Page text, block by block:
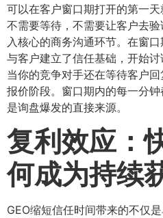
可以在客户窗口期打开的第一
不需要等待，不需要让客户去
入核心的商务沟通环节。在窗
与客户建立了信任基础，开始
当你的竞争对手还在等待客户
报价阶段。窗口期内的每一分
是询盘爆发的直接来源。
复利效应：
何成为持续
GEO缩短信任时间带来的不仅